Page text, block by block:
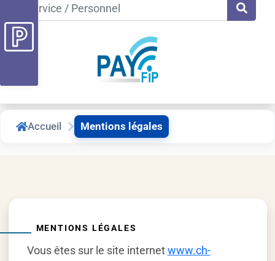
Accueil Mentions légales
MENTIONS LÉGALES
Vous êtes sur le site internetwww.ch-